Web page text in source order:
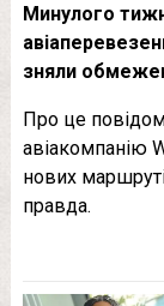
Минулого
зняли
Про це
авіакомпанію
нових
правда.